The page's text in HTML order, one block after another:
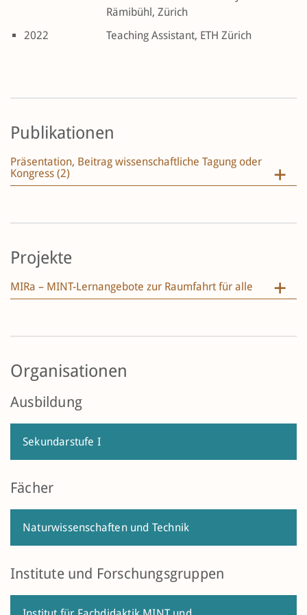
Rämibühl, Zürich
2022
Teaching Assistant, ETH Zürich
Publikationen
Präsentation, Beitrag wissenschaftliche Tagung oder
Kongress (2)
Projekte
MIRa – MINT-Lernangebote zur Raumfahrt für alle
Organisationen
Ausbildung
Sekundarstufe I
Fächer
Naturwissenschaften und Technik
Institute und Forschungsgruppen